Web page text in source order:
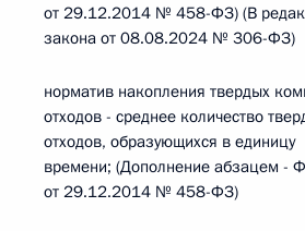
от 29.12.2014 № 458-ФЗ) (В
закона от 08.08.2024 № 306-ФЗ)
норматив накопления твердых
отходов - среднее количество
отходов, образующихся в единицу
времени; (Дополнение абзацем -
от 29.12.2014 № 458-ФЗ)